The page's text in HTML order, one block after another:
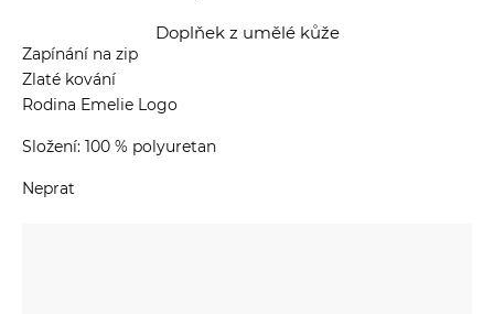
Doplňek z umělé kůže
Zapínání na zip
Zlaté kování
Rodina Emelie Logo
Složení: 100 % polyuretan
Neprat